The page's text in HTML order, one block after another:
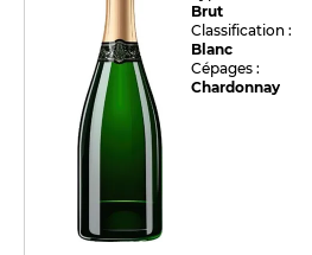
Brut
Classification :
Blanc
Cépages :
Chardonnay